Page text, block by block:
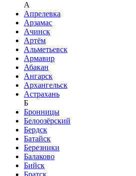
A
Апрелевка
Арзамас
Ачинск
Артём
Альметьевск
Армавир
Абакан
Ангарск
Архангельск
Астрахань
Б
Бронницы
Белоозёрский
Бердск
Батайск
Березники
Балаково
Бийск
Братск